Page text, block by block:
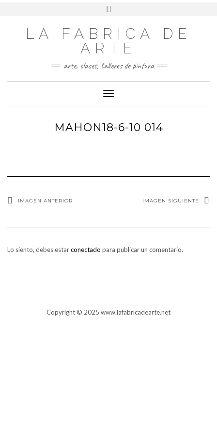
LA FABRICA DE
ARTE
arte, clases, talleres de pintura
Cambiar modo de navegación
MAHON18-6-10 014
IMAGEN ANTERIOR IMAGEN SIGUIENTE
Lo siento, debes estarconectado para publicar un comentario.
Copyright © 2025 www.lafabricadearte.net